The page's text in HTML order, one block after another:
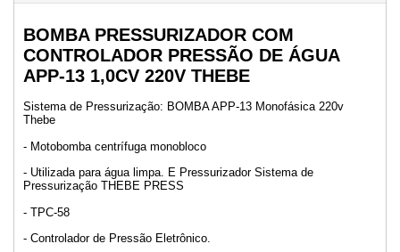
BOMBA PRESSURIZADOR COM
CONTROLADOR PRESSÃO DE ÁGUA
APP-13 1,0CV 220V THEBE
Sistema de Pressurização: BOMBA APP-13 Monofásica 220v
Thebe
- Motobomba centrífuga monobloco
- Utilizada para água limpa. E Pressurizador Sistema de
Pressurização THEBE PRESS
- TPC-58
- Controlador de Pressão Eletrônico.